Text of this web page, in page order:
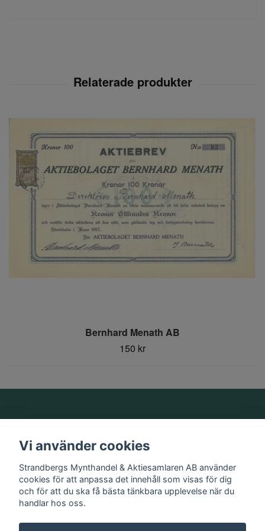
Bernhard Menath AB
150 kr
Information
Sociala medier
Vi använder cookies
Strandbergs Mynthandel & Aktiesamlaren AB använder
cookies för att anpassa det innehåll som visas för dig
och för att du ska få bästa tänkbara upplevelse när du
handlar hos oss.